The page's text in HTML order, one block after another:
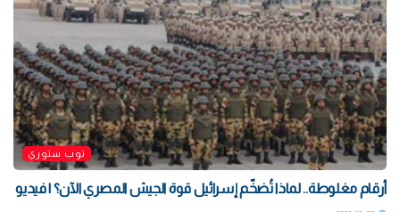
توب ستوري
أرقام مغلوطة.. لماذا تُضخّم إسرائيل قوة الجيش المصري الآن؟ | فيديو